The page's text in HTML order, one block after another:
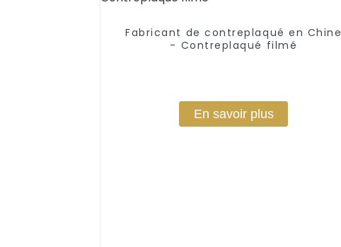
Fabricant de contreplaqué en Chine
- Contreplaqué filmé
En savoir plus